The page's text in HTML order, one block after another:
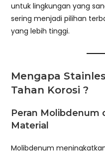
untuk lingkungan yang
sering menjadi pilihan
yang lebih tinggi.
Mengapa
Tahan Korosi ?
Peran Molibdenum
Material
Molibdenum